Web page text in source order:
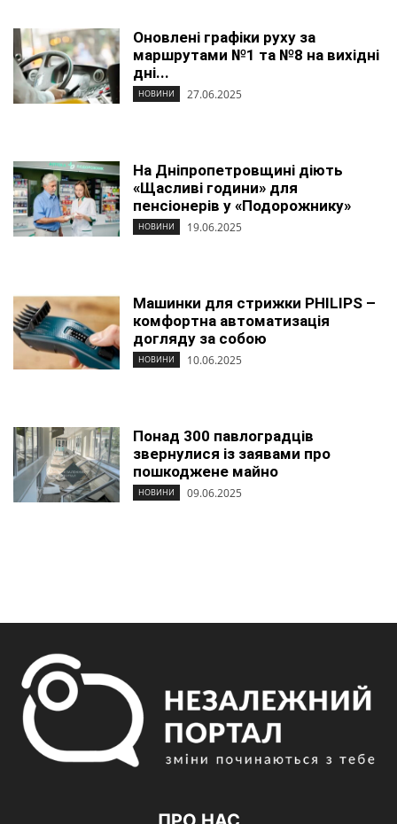
Оновлені графіки руху за
маршрутами №1 та №8 на вихідні
дні...
НОВИНИ 27.06.2025
На Дніпропетровщині діють
«Щасливі години» для
пенсіонерів у «Подорожнику»
НОВИНИ 19.06.2025
Машинки для стрижки PHILIPS –
комфортна автоматизація
догляду за собою
НОВИНИ 10.06.2025
Понад 300 павлоградців
звернулися із заявами про
пошкоджене майно
НОВИНИ 09.06.2025